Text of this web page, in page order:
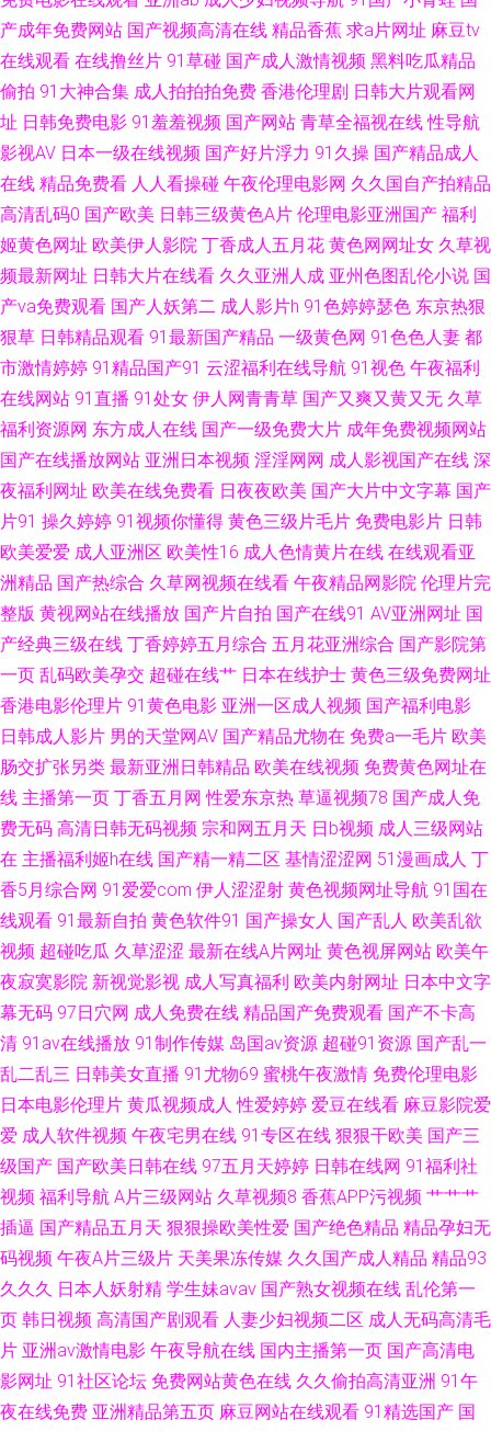
情影院 国内成人精品 91福利姬在线看 激情图片97 91官方视频网站 夜夜骑
人人乐 国产日韩久久 五月天婷婷社区 91大神合集在线 福利区站91 欧美综合
精品 九九这里有精品视频 豆花社区网址 老熟女视频一区二区三 91岛国婷婷
黄AA片 日本在线不卡一区 91看片免费看 久久国产性爱电影 A站最新免费在
线视频 在线伦理写真影院 人妻精品久久在线 91在线看视频 三级无码不卡 AV
福利院 亚洲97婷婷亚洲 九一次元网站 91青娱乐福利视频 四虎色站 免费版
91网页 91色美白乳 视频网址大全 91超碰人妻与人人 后入学生网站 福利社
频 亚洲骚逼网 国外碰视频网站91 精品欧美色综合 日韩大片伦理 五月激情深
爱传媒 亚洲有码啪啪视频 精品久久网 91免费视频黑丝 九一干逼视频 97视频
久久 91操鸡 欧美电影色色 91青青草青娱乐分类 色呦呦网站入口国 国产专区
中文字幕 91久久国产一区二区 欧美少妇 91站能在线免费观看 色悠悠中文视
频 国产福利喷水视频91 91福利视频在线看 久草资源免费福利网站 91夜间福
利 91永久在线免费 在线亚洲导航 老湿机九九 91性爱视频大全 在线视频第一
页 伊人AV大香蕉 国内精品综久久 91剧场黄色 欧美一区二区无码免费 超碰av
福利在线导航 香蕉视讯在线免费 国产视频二区 91伊人网络 91黑丝后入 欧美
女 草莓视频免费在线观看 91丁香视频 欧美性猛交一二三区 www尤物视频
在线观看你懂得 狼友基地AV大香蕉 探花的搜索结果91n 韩日特级av 91豆花
在线观看 日韩欧美超碰 国产免费AV资源 91社区在线播放 日本一本道色图
www99热色com 午夜精品九九 国产91日本精品 91av赵恩静
产成年免费网站 国产视频高清在线 精品香蕉 求a片网址 麻豆tv
在线观看 在线撸丝片 91草碰 国产成人激情视频 黑料吃瓜精品
偷拍 91大神合集 成人拍拍拍免费 香港伦理剧 日韩大片观看网
址 日韩免费电影 91羞羞视频 国产网站 青草全福视在线 性导航
影视AV 日本一级在线视频 国产好片浮力 91久操 国产精品成人
在线 精品免费看 人人看操碰 午夜伦理电影网 久久国自产拍精品
高清乱码0 国产欧美 日韩三级黄色A片 伦理电影亚洲国产 福利
姬黄色网址 欧美伊人影院 丁香成人五月花 黄色网网址女 久草视
频最新网址 日韩大片在线看 久久亚洲人成 亚州色图乱伦小说 国
产va免费观看 国产人妖第二 成人影片h 91色婷婷瑟色 东京热狠
狠草 日韩精品观看 91最新国产精品 一级黄色网 91色色人妻 都
市激情婷婷 91精品国产91 云涩福利在线导航 91视色 午夜福利
在线网站 91直播 91处女 伊人网青青草 国产又爽又黄又无 久草
福利资源网 东方成人在线 国产一级免费大片 成年免费视频网站
国产在线播放网站 亚洲日本视频 淫淫网网 成人影视国产在线 深
夜福利网址 欧美在线免费看 日夜夜欧美 国产大片中文字幕 国产
片91 操久婷婷 91视频你懂得 黄色三级片毛片 免费电影片 日韩
欧美爱爱 成人亚洲区 欧美性16 成人色情黄片在线 在线观看亚
洲精品 国产热综合 久草网视频在线看 午夜精品网影院 伦理片完
整版 黄视网站在线播放 国产片自拍 国产在线91 AV亚洲网址 国
产经典三级在线 丁香婷婷五月综合 五月花亚洲综合 国产影院第
一页 乱码欧美孕交 超碰在线艹 日本在线护士 黄色三级免费网址
香港电影伦理片 91黄色电影 亚洲一区成人视频 国产福利电影
日韩成人影片 男的天堂网AV 国产精品尤物在 免费a一毛片 欧美
肠交扩张另类 最新亚洲日韩精品 欧美在线视频 免费黄色网址在
线 主播第一页 丁香五月网 性爱东京热 草逼视频78 国产成人免
费无码 高清日韩无码视频 宗和网五月天 日b视频 成人三级网站
在 主播福利姬h在线 国产精一精二区 基情涩涩网 51漫画成人 丁
香5月综合网 91爱爱com 伊人涩涩射 黄色视频网址导航 91国在
线观看 91最新自拍 黄色软件91 国产操女人 国产乱人 欧美乱欲
视频 超碰吃瓜 久草涩涩 最新在线A片网址 黄色视屏网站 欧美午
夜寂寞影院 新视觉影视 成人写真福利 欧美内射网址 日本中文字
幕无码 97日穴网 成人免费在线 精品国产免费观看 国产不卡高
清 91av在线播放 91制作传媒 岛国av资源 超碰91资源 国产乱一
乱二乱三 日韩美女直播 91尤物69 蜜桃午夜激情 免费伦理电影
日本电影伦理片 黄瓜视频成人 性爱婷婷 爱豆在线看 麻豆影院爱
爱 成人软件视频 午夜宅男在线 91专区在线 狠狠干欧美 国产三
级国产 国产欧美日韩在线 97五月天婷婷 日韩在线网 91福利社
视频 福利导航 A片三级网站 久草视频8 香蕉APP污视频 艹艹艹
插逼 国产精品五月天 狠狠操欧美性爱 国产绝色精品 精品孕妇无
码视频 午夜A片三级片 天美果冻传媒 久久国产成人精品 精品93
久久久 日本人妖射精 学生妹avav 国产熟女视频在线 乱伦第一
页 韩日视频 高清国产剧观看 人妻少妇视频二区 成人无码高清毛
片 亚洲av激情电影 午夜导航在线 国内主播第一页 国产高清电
影网址 91社区论坛 免费网站黄色在线 久久偷拍高清亚洲 91午
夜在线免费 亚洲精品第五页 麻豆网站在线观看 91精选国产 国